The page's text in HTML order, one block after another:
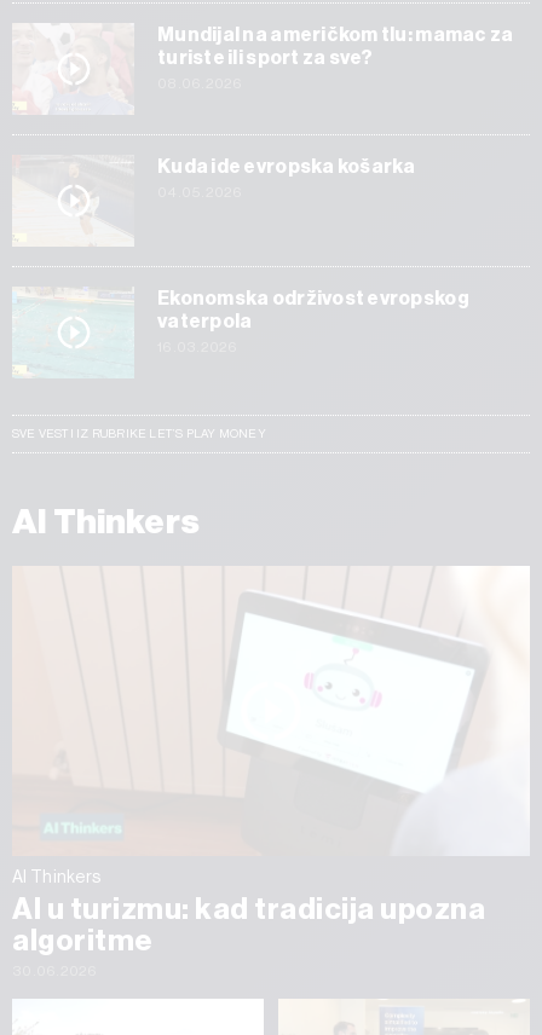
Mundijal na američkom tlu: mamac za
turiste ili sport za sve?
Kuda ide evropska košarka
Ekonomska održivost evropskog
vaterpola
SVE VESTI IZ RUBRIKE LET’S PLAY MONEY
AI Thinkers
AI Thinkers
AI u turizmu: kad tradicija upozna
algoritme